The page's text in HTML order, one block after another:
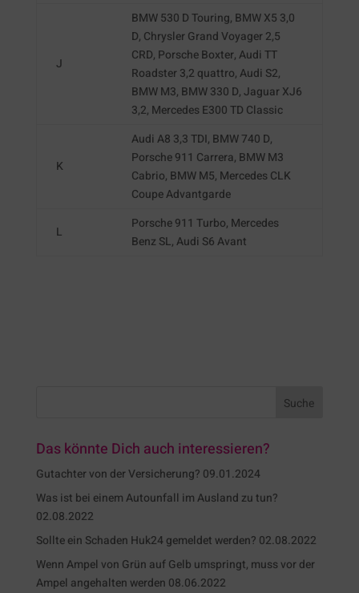
J
BMW 530 D Touring, BMW X5 3,0
D, Chrysler Grand Voyager 2,5
CRD, Porsche Boxter, Audi TT
Roadster 3,2 quattro, Audi S2,
BMW M3, BMW 330 D, Jaguar XJ6
3,2, Mercedes E300 TD Classic
K
Audi A8 3,3 TDI, BMW 740 D,
Porsche 911 Carrera, BMW M3
Cabrio, BMW M5, Mercedes CLK
Coupe Advantgarde
L
Porsche 911 Turbo, Mercedes
Benz SL, Audi S6 Avant
Das könnte Dich auch interessieren?
Gutachter von der Versicherung? 09.01.2024
Was ist bei einem Autounfall im Ausland zu tun?
02.08.2022
Sollte ein Schaden Huk24 gemeldet werden? 02.08.2022
Wenn Ampel von Grün auf Gelb umspringt, muss vor der
Ampel angehalten werden 08.06.2022